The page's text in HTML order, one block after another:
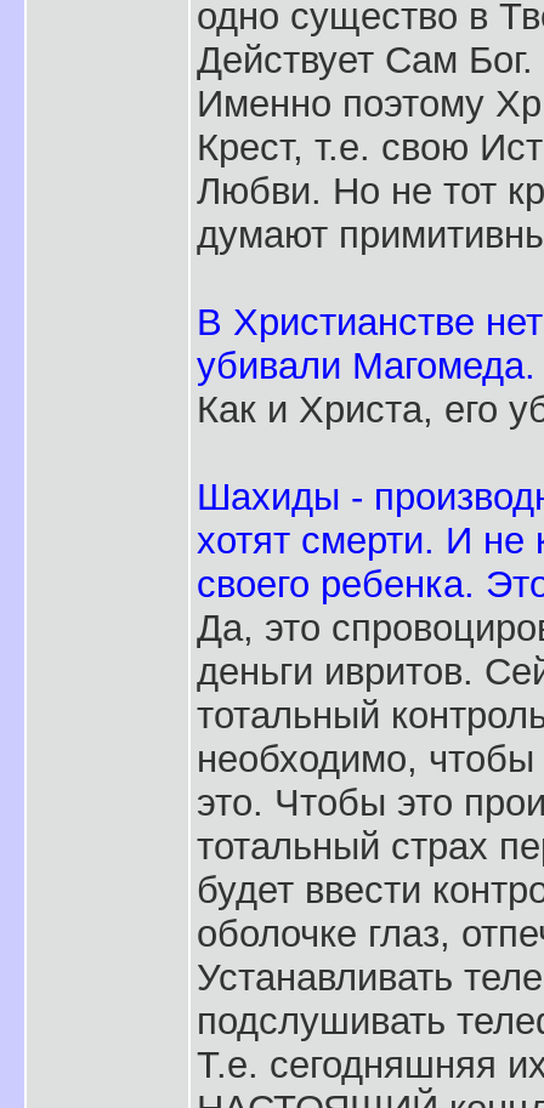
одно существо в
Действует Сам Бог.
Именно поэтому
Крест, т.е. свою
Любви. Но не тот
думают
В Христианстве
убивали Магомеда.
Как и Христа, его
Шахиды -
хотят смерти. И
своего ребенка.
Да, это
деньги ивритов.
тотальный
необходимо,
это. Чтобы это
тотальный страх
будет ввести
оболочке глаз,
Устанавливать
подслушивать
Т.е. сегодняшняя